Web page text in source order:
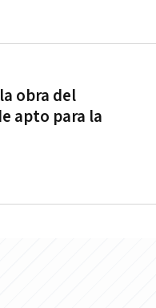
obra del
apto para la